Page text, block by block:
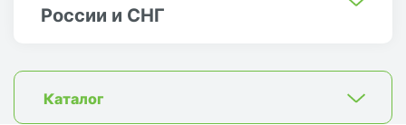
России и СНГ
Каталог